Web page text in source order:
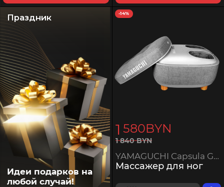
Праздник
Идеи подарков на
любой случай!
-14%
1 580BYN
1 840BYN
YAMAGUCHI Capsula Grey
Массажер для ног